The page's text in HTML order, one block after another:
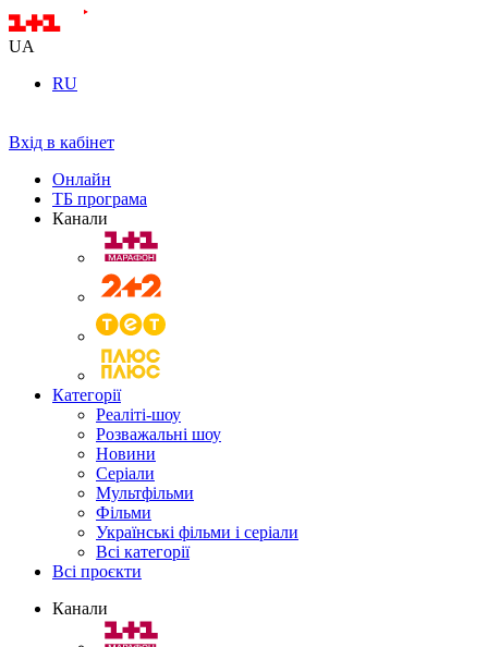
UA
RU
Вхід в кабінет
Онлайн
ТБ програма
Канали
Категорії
Реаліті-шоу
Розважальні шоу
Новини
Серіали
Мультфільми
Фільми
Українські фільми і серіали
Всі категорії
Всі проєкти
Канали